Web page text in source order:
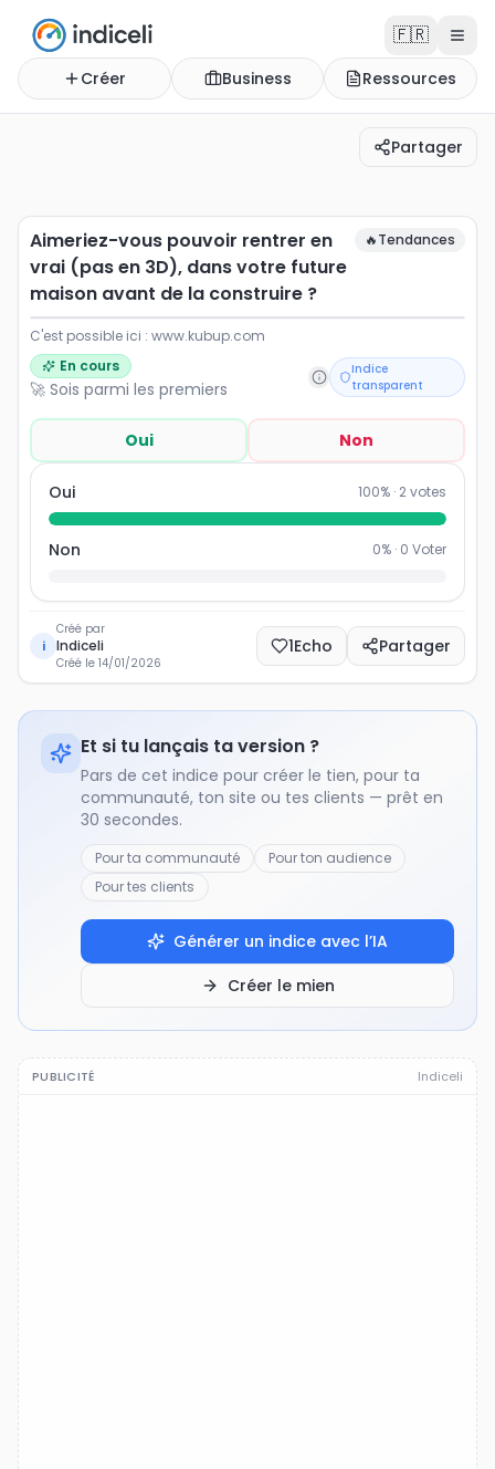
🇫🇷
Créer Business Ressources
Partager
Aimeriez-vous pouvoir rentrer en vrai (pas en 3D),
C'est possible ici : www.kubup.com
Aimeriez-vous pouvoir rentrer en
vrai (pas en 3D), dans votre future
maison avant de la construire ?
🔥Tendances
C'est possible ici : www.kubup.com
En cours
🚀 Sois parmi les premiers
Indice
transparent
Oui Non
Oui 100% · 2votes
Non 0% · 0 Voter
i
Créé par
Indiceli
Créé le 14/01/2026
1Echo Partager
Et si tu lançais ta version ?
Pars de cet indice pour créer le tien, pour ta
communauté, ton site ou tes clients — prêt en
30 secondes.
Pour ta communauté
Pour ton audience
Pour tes clients
Générer un indice avec l’IA
Créer le mien
PUBLICITÉ Indiceli